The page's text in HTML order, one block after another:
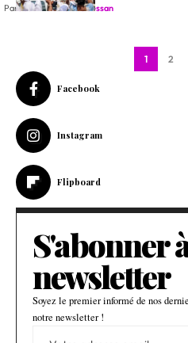
ParJean Richard N'Guessan
1 2
Facebook
Instagram
Flipboard
S'abonner
newsletter
Soyez le premier informé de nos
notre newsletter !